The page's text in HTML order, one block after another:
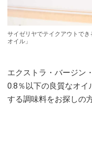
サイゼリヤでテイクアウトで
オイル」
エクストラ・バージン
0.8％以下の良質なオ
する調味料をお探しの